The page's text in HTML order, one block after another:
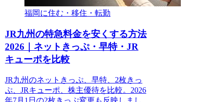
福岡に住む・移住・転勤
JR九州の特急料金を安くする方法
2026｜ネットきっぷ・早特・JR
キューポを比較
JR九州のネットきっぷ、早特、2枚きっ
ぷ、JRキューポ、株主優待を比較。2026
年7月1日の2枚きっぷ変更も反映しまし